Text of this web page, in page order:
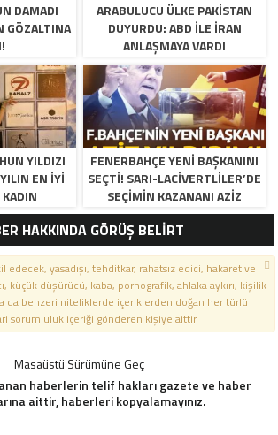
DAMADI
GÖZALTINA
ARABULUCU ÜLKE PAKISTAN
DUYURDU: ABD ILE İRAN
ANLAŞMAYA VARDI
YILDIZI
EN İYİ
KADIN
FENERBAHÇE YENI BAŞKANINI
SEÇTI! SARI-LACIVERTLILER’DE
SEÇIMIN KAZANANI AZIZ
YILDIRIM OLDU
HAKKINDA GÖRÜŞ BELİRT
edecek, yasadışı, tehditkar, rahatsız edici, hakaret ve
küçük düşürücü, kaba, pornografik, ahlaka aykırı, kişilik
da benzeri niteliklerde içeriklerden doğan her türlü
sorumluluk içeriği gönderen kişiye aittir.
Masaüstü Sürümüne Geç
haberlerin telif hakları gazete ve haber
aittir, haberleri kopyalamayınız.